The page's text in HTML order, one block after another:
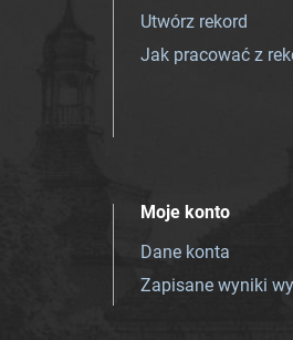
Utwórz rekord
Jak pracować z
Moje konto
Dane konta
Zapisane wyniki